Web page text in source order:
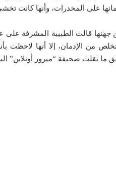
على المخدرات، وأنها كانت
جهتها قالت الطبيبة المشرفة على
من الإدمان، إلا أنها لاحظت
ما نقلت صحيفة “ميرور أونلاين”